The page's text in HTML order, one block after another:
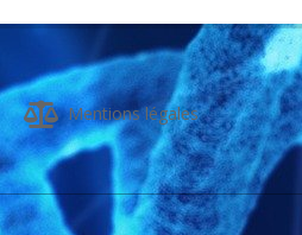
01
Mentions légales